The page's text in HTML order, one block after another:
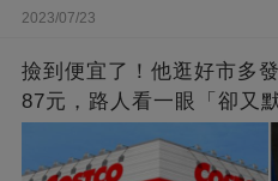
2023/07/23
撿到便宜了！他逛好市多
87元，路人看一眼「卻又